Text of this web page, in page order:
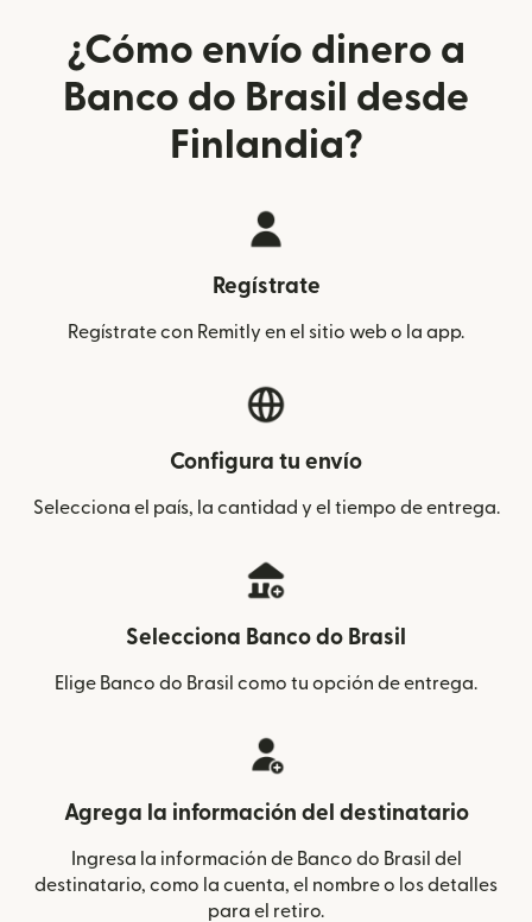
¿Cómo envío dinero a
Banco do Brasil desde
Finlandia?
Regístrate
Regístrate con Remitly en el sitio web o la app.
Configura tu envío
Selecciona el país, la cantidad y el tiempo de entrega.
Selecciona Banco do Brasil
Elige Banco do Brasil como tu opción de entrega.
Agrega la información del destinatario
Ingresa la información de Banco do Brasil del
destinatario, como la cuenta, el nombre o los detalles
para el retiro.